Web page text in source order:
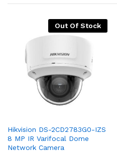
Out Of Stock
Hikvision DS-2CD2783G0-IZS
8 MP IR Varifocal Dome
Network Camera